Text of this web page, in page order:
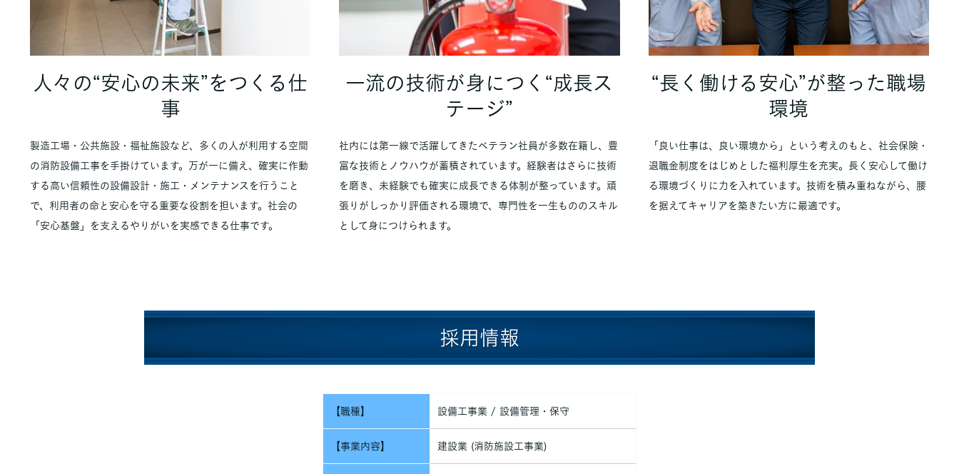
人々の“安心の未来”をつくる仕
事
製造工場・公共施設・福祉施設など、多くの人が利用する空間
の消防設備工事を手掛けています。万が一に備え、確実に作動
する高い信頼性の設備設計・施工・メンテナンスを行うこと
で、利用者の命と安心を守る重要な役割を担います。社会の
「安心基盤」を支えるやりがいを実感できる仕事です。
一流の技術が身につく“成長ス
テージ”
社内には第一線で活躍してきたベテラン社員が多数在籍し、豊
富な技術とノウハウが蓄積されています。経験者はさらに技術
を磨き、未経験でも確実に成長できる体制が整っています。頑
張りがしっかり評価される環境で、専門性を一生もののスキル
として身につけられます。
“長く働ける安心”が整った職場
環境
「良い仕事は、良い環境から」という考えのもと、社会保険・
退職金制度をはじめとした福利厚生を充実。長く安心して働け
る環境づくりに力を入れています。技術を積み重ねながら、腰
を据えてキャリアを築きたい方に最適です。
採用情報
【職種】 設備工事業 / 設備管理・保守
【事業内容】 建設業 (消防施設工事業)